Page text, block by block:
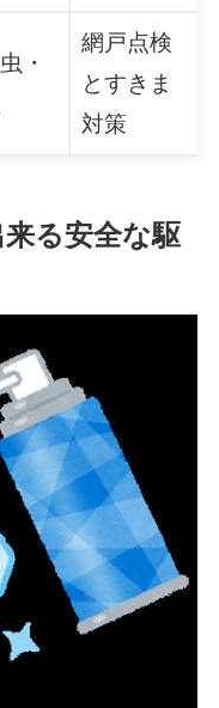
・
網戸点検
とすきま
対策
る安全な駆